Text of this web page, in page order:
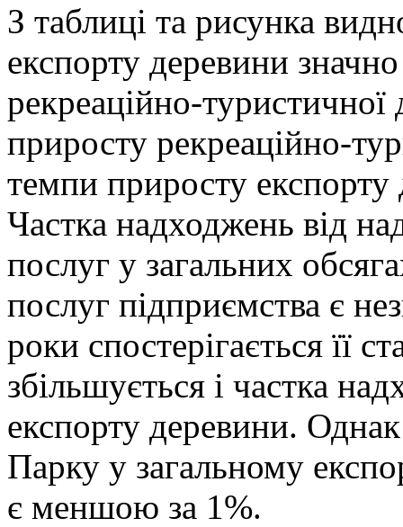
З таблиці та рисунка
експорту деревини
рекреаційно-
приросту рекреаційно-
темпи приросту
Частка надходжень від
послуг у загальних
послуг підприємства є
роки спостерігається її
збільшується і частка
експорту деревини.
Парку у загальному
є меншою за 1%.